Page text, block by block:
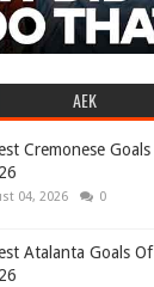
AEK
Cremonese
04, 2026 0
Atalanta Goals